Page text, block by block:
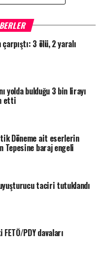
olduğu halk oyunları
üyelerine ve
sunuldu.
belirten şiirler okudu.
zurna ekibinin gösterisi
Girdi
3 ölü, 2 yaralı
yolda bulduğu 3 bin lirayı
etti
Döneme ait eserlerin
Tepesine baraj engeli
taciri tutuklandı
PDY davaları